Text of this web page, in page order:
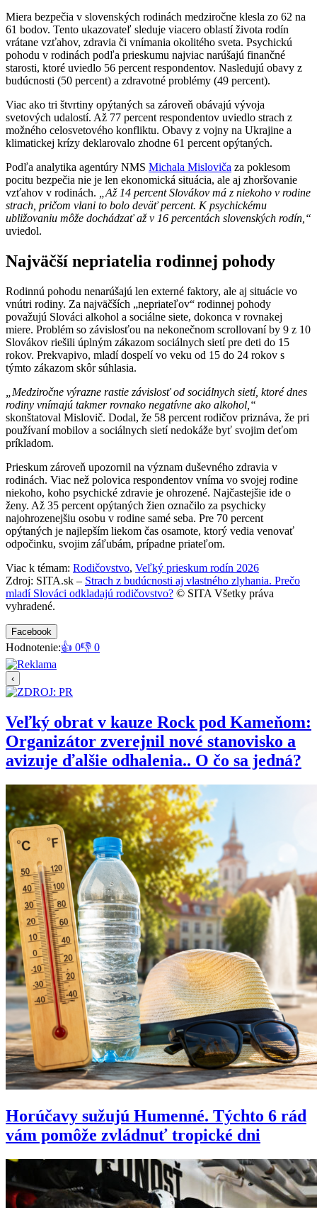
Miera bezpečia v slovenských rodinách medziročne klesla zo 62 na
61 bodov. Tento ukazovateľ sleduje viacero oblastí života rodín
vrátane vzťahov, zdravia či vnímania okolitého sveta. Psychickú
pohodu v rodinách podľa prieskumu najviac narúšajú finančné
starosti, ktoré uviedlo 56 percent respondentov. Nasledujú obavy z
budúcnosti (50 percent) a zdravotné problémy (49 percent).
Viac ako tri štvrtiny opýtaných sa zároveň obávajú vývoja
svetových udalostí. Až 77 percent respondentov uviedlo strach z
možného celosvetového konfliktu. Obavy z vojny na Ukrajine a
klimatickej krízy deklarovalo zhodne 61 percent opýtaných.
Podľa analytika agentúry NMS Michala Misloviča za poklesom
pocitu bezpečia nie je len ekonomická situácia, ale aj zhoršovanie
vzťahov v rodinách.
„Až 14 percent Slovákov má z niekoho v rodine
strach, pričom vlani to bolo deväť percent. K psychickému
ubližovaniu môže dochádzať až v 16 percentách slovenských rodín,“
uviedol.
Najväčší nepriatelia rodinnej pohody
Rodinnú pohodu nenarúšajú len externé faktory, ale aj situácie vo
vnútri rodiny. Za najväčších „nepriateľov“ rodinnej pohody
považujú Slováci alkohol a sociálne siete, dokonca v rovnakej
miere. Problém so závislosťou na nekonečnom scrollovaní by 9 z 10
Slovákov riešili úplným zákazom sociálnych sietí pre deti do 15
rokov. Prekvapivo, mladí dospelí vo veku od 15 do 24 rokov s
týmto zákazom skôr súhlasia.
„Medziročne výrazne rastie závislosť od sociálnych sietí, ktoré dnes
rodiny vnímajú takmer rovnako negatívne ako alkohol,“
skonštatoval Mislovič. Dodal, že 58 percent rodičov priznáva, že pri
používaní mobilov a sociálnych sietí nedokáže byť svojim deťom
príkladom.
Prieskum zároveň upozornil na význam duševného zdravia v
rodinách. Viac než polovica respondentov vníma vo svojej rodine
niekoho, koho psychické zdravie je ohrozené. Najčastejšie ide o
ženy. Až 35 percent opýtaných žien označilo za psychicky
najohrozenejšiu osobu v rodine samé seba. Pre 70 percent
opýtaných je najlepším liekom čas osamote, ktorý vedia venovať
odpočinku, svojim záľubám, prípadne priateľom.
Viac k témam: Rodičovstvo, Veľký prieskum rodín 2026
Zdroj: SITA.sk – Strach z budúcnosti aj vlastného zlyhania. Prečo
mladí Slováci odkladajú rodičovstvo? © SITA Všetky práva
vyhradené.
Facebook
Hodnotenie:👍 0👎 0
‹
Veľký obrat v kauze Rock pod Kameňom:
Organizátor zverejnil nové stanovisko a
avizuje ďalšie odhalenia.. O čo sa jedná?
Horúčavy sužujú Humenné. Týchto 6 rád
vám pomôže zvládnuť tropické dni